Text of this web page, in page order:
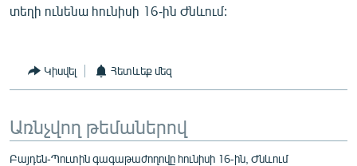
տեղի ունենա հունիսի 16-ին Ժնևում:
Կիսվել Հետևեք մեզ
Առնչվող թեմաներով
Բայդեն-Պուտին գագաթաժողովը հունիսի 16-ին, Ժնևում